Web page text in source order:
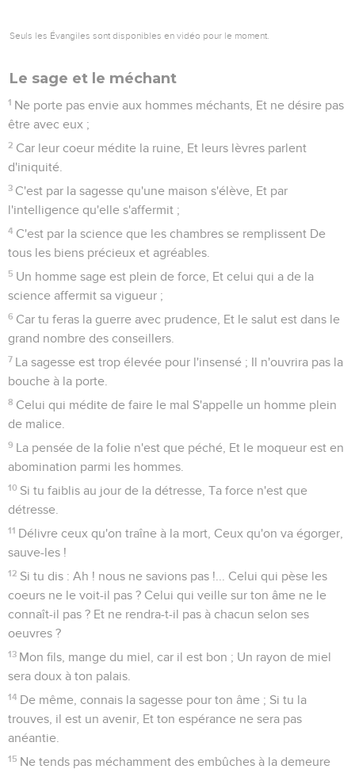
Seuls les Évangiles sont disponibles en vidéo pour le moment.
Le sage et le méchant
1 Ne porte pas envie aux hommes méchants, Et ne désire pas
être avec eux ;
2 Car leur coeur médite la ruine, Et leurs lèvres parlent
d'iniquité.
3 C'est par la sagesse qu'une maison s'élève, Et par
l'intelligence qu'elle s'affermit ;
4 C'est par la science que les chambres se remplissent De
tous les biens précieux et agréables.
5 Un homme sage est plein de force, Et celui qui a de la
science affermit sa vigueur ;
6 Car tu feras la guerre avec prudence, Et le salut est dans le
grand nombre des conseillers.
7 La sagesse est trop élevée pour l'insensé ; Il n'ouvrira pas la
bouche à la porte.
8 Celui qui médite de faire le mal S'appelle un homme plein
de malice.
9 La pensée de la folie n'est que péché, Et le moqueur est en
abomination parmi les hommes.
10 Si tu faiblis au jour de la détresse, Ta force n'est que
détresse.
11 Délivre ceux qu'on traîne à la mort, Ceux qu'on va égorger,
sauve-les !
12 Si tu dis : Ah ! nous ne savions pas !... Celui qui pèse les
coeurs ne le voit-il pas ? Celui qui veille sur ton âme ne le
connaît-il pas ? Et ne rendra-t-il pas à chacun selon ses
oeuvres ?
13 Mon fils, mange du miel, car il est bon ; Un rayon de miel
sera doux à ton palais.
14 De même, connais la sagesse pour ton âme ; Si tu la
trouves, il est un avenir, Et ton espérance ne sera pas
anéantie.
15 Ne tends pas méchamment des embûches à la demeure